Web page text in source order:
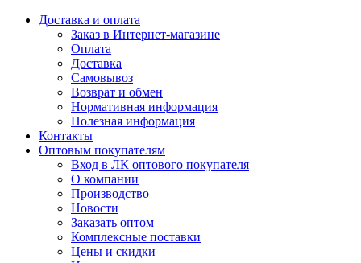
Доставка и оплата
Заказ в Интернет-магазине
Оплата
Доставка
Самовывоз
Возврат и обмен
Нормативная информация
Полезная информация
Контакты
Оптовым покупателям
Вход в ЛК оптового покупателя
О компании
Производство
Новости
Заказать оптом
Комплексные поставки
Цены и скидки